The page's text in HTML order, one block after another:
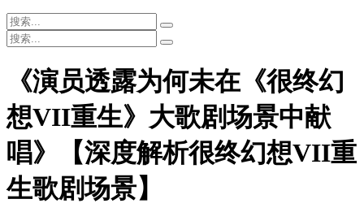
《演员透露为何未在《很终幻
想VII重生》大歌剧场景中献
唱》【深度解析很终幻想VII重
生歌剧场景】